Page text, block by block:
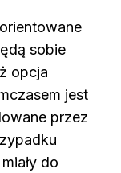
sobie
opcja
jest
przez
do